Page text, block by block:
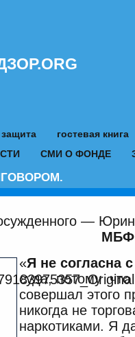
защита
гостевая книга
СМИ О ФОНДЕ
—
«Я не согласна
суда, потому
совершал этого
никогда не
наркотиками. Я